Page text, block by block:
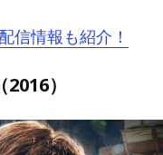
信情報も紹介！
）